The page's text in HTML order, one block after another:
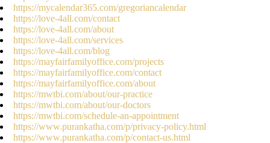
https://mycalendar365.com/gregoriancalendar
https://love-4all.com/contact
https://love-4all.com/about
https://love-4all.com/services
https://love-4all.com/blog
https://mayfairfamilyoffice.com/projects
https://mayfairfamilyoffice.com/contact
https://mayfairfamilyoffice.com/about
https://mwtbi.com/about/our-practice
https://mwtbi.com/about/our-doctors
https://mwtbi.com/schedule-an-appointment
https://www.purankatha.com/p/privacy-policy.html
https://www.purankatha.com/p/contact-us.html